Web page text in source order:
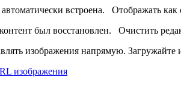
встроена. Отображать
был восстановлен. Очистить
изображения напрямую. Загружайте
изображения